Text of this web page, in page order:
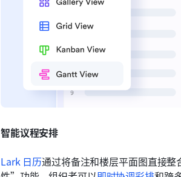
智能议程安排
Lark 日历通过将备注和楼层平面图直接